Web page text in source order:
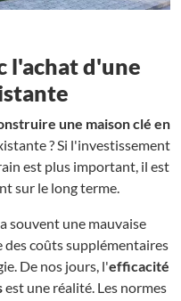
l'achat d'une
une maison clé en
? Si l'investissement
est plus important, il est
sur le long terme.
souvent une mauvaise
coûts supplémentaires
De nos jours, l'efficacité
est une réalité. Les normes